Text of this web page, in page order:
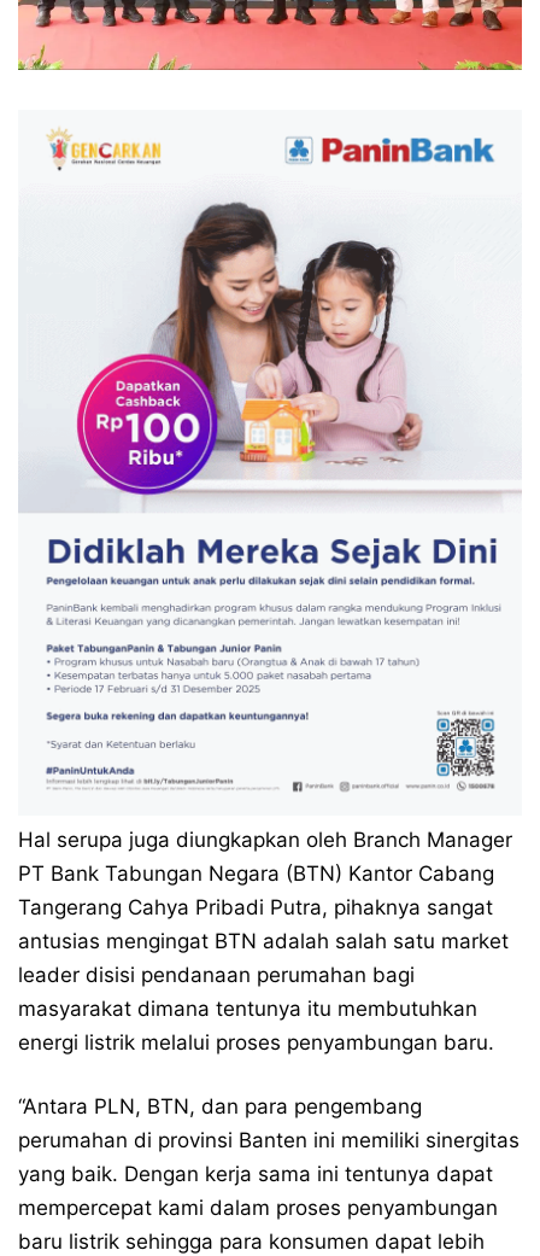
Hal serupa juga diungkapkan oleh Branch Manager
PT Bank Tabungan Negara (BTN) Kantor Cabang
Tangerang Cahya Pribadi Putra, pihaknya sangat
antusias mengingat BTN adalah salah satu market
leader disisi pendanaan perumahan bagi
masyarakat dimana tentunya itu membutuhkan
energi listrik melalui proses penyambungan baru.
“Antara PLN, BTN, dan para pengembang
perumahan di provinsi Banten ini memiliki sinergitas
yang baik. Dengan kerja sama ini tentunya dapat
mempercepat kami dalam proses penyambungan
baru listrik sehingga para konsumen dapat lebih